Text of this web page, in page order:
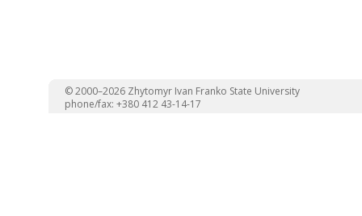
© 2000–2026 Zhytomyr Ivan Franko State University
phone/fax: +380 412 43-14-17